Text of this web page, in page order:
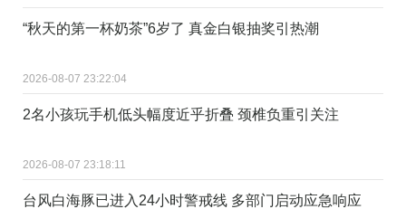
“秋天的第一杯奶茶”6岁了 真金白银抽奖引热潮
2026-08-07 23:22:04
2名小孩玩手机低头幅度近乎折叠 颈椎负重引关注
2026-08-07 23:18:11
台风白海豚已进入24小时警戒线 多部门启动应急响应